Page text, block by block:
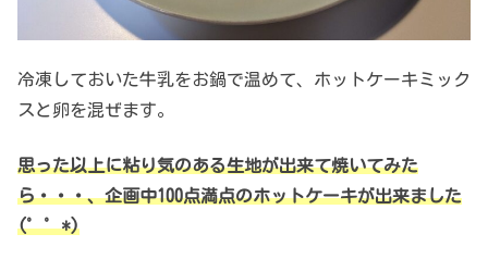
冷凍しておいた牛乳をお鍋で温めて、ホットケーキミック
スと卵を混ぜます。
思った以上に粘り気のある生地が出来て焼いてみた
ら・・・、企画中100点満点のホットケーキが出来ました
(゜゜*)